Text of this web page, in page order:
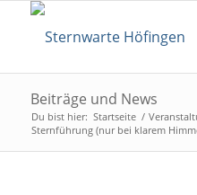
Beiträge und News
Du bist hier: Startseite /
Sternführung (nur bei klarem